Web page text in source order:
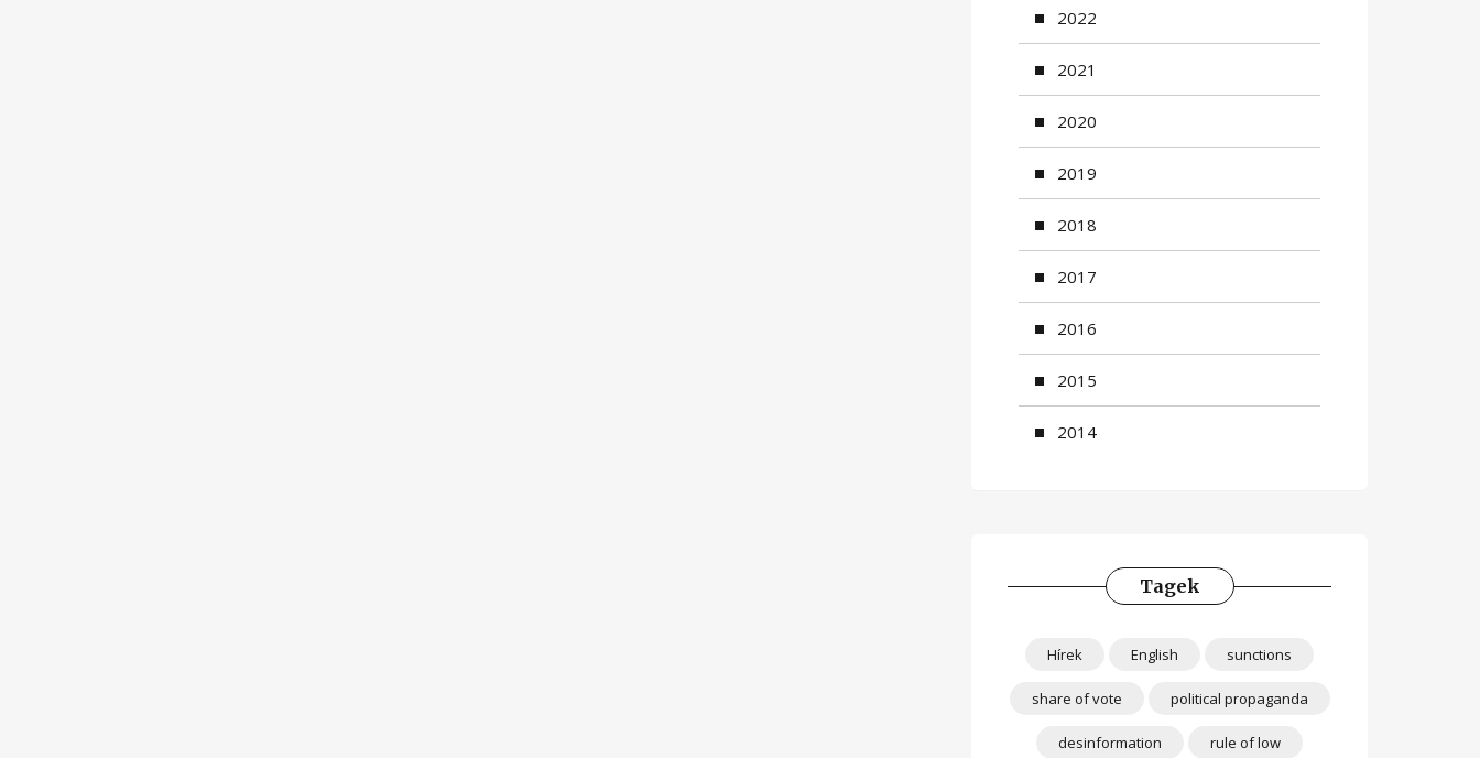
2022
2021
2020
2019
2018
2017
2016
2015
2014
Tagek
Hírek English sunctions
share of vote political propaganda
desinformation rule of low